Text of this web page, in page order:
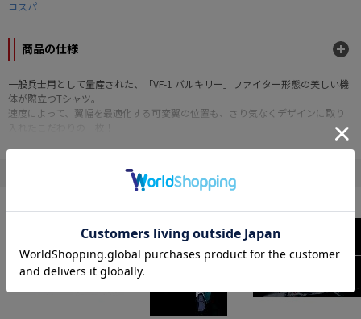
コスパ
商品の仕様
一般兵士用として量産された、「VF-1 バルキリー」ファイター形態の美しい機
体が際立つTシャツ。
速度によって、翼幅を最適化する可変翼の位置も、さり気なくデザインに取り
数あるVF（ヴァリアブルファイター）シリーズの中でも「やっぱりVF-1！」と
■綿100％
©1982 BIG WEST
" 超時空要塞マクロス "の他の商品
SALE